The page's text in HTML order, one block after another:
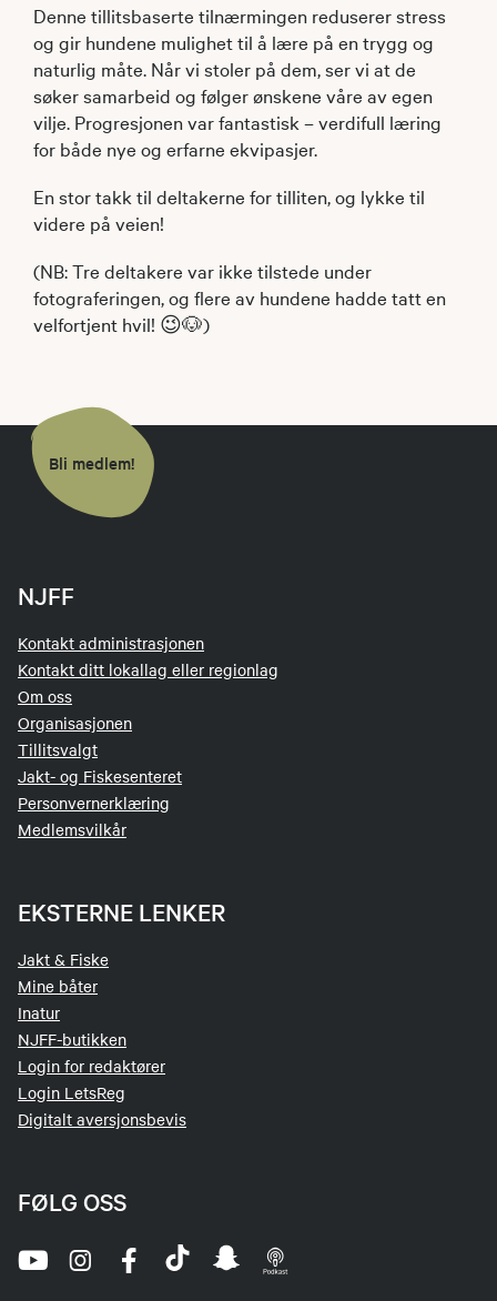
Denne tillitsbaserte tilnærmingen reduserer stress
og gir hundene mulighet til å lære på en trygg og
naturlig måte. Når vi stoler på dem, ser vi at de
søker samarbeid og følger ønskene våre av egen
vilje. Progresjonen var fantastisk – verdifull læring
for både nye og erfarne ekvipasjer.
En stor takk til deltakerne for tilliten, og lykke til
videre på veien!
(NB: Tre deltakere var ikke tilstede under
fotograferingen, og flere av hundene hadde tatt en
velfortjent hvil! 😉🐶)
Bli medlem!
NJFF
Kontakt administrasjonen
Kontakt ditt lokallag eller regionlag
Om oss
Organisasjonen
Tillitsvalgt
Jakt- og Fiskesenteret
Personvernerklæring
Medlemsvilkår
EKSTERNE LENKER
Jakt & Fiske
Mine båter
Inatur
NJFF-butikken
Login for redaktører
Login LetsReg
Digitalt aversjonsbevis
FØLG OSS